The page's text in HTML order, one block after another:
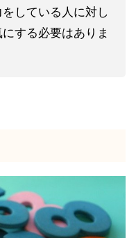
している人に対し
する必要はありま